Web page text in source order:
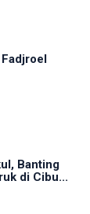
Banting
di Cibu...